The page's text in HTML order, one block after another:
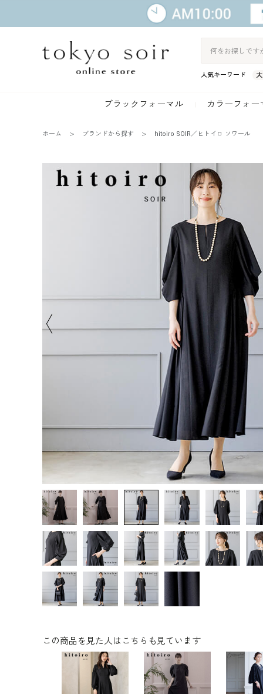
人気キーワード
ブラックフォーマル カラーフォー
ホーム ブランドから探す hitoiro SOIR／ヒトイロ ソワール
この商品を見た人はこちらも見ています